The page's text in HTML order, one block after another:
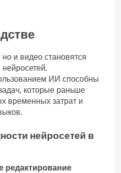
и видео становятся
ИИ способны
которые раньше
временных затрат и
нейросетей в
редактирование